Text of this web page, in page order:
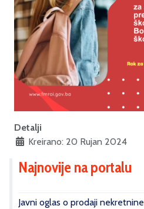
Detalji
Kreirano: 20 Rujan 2024
Najnovije na portalu
Javni oglas o prodaji